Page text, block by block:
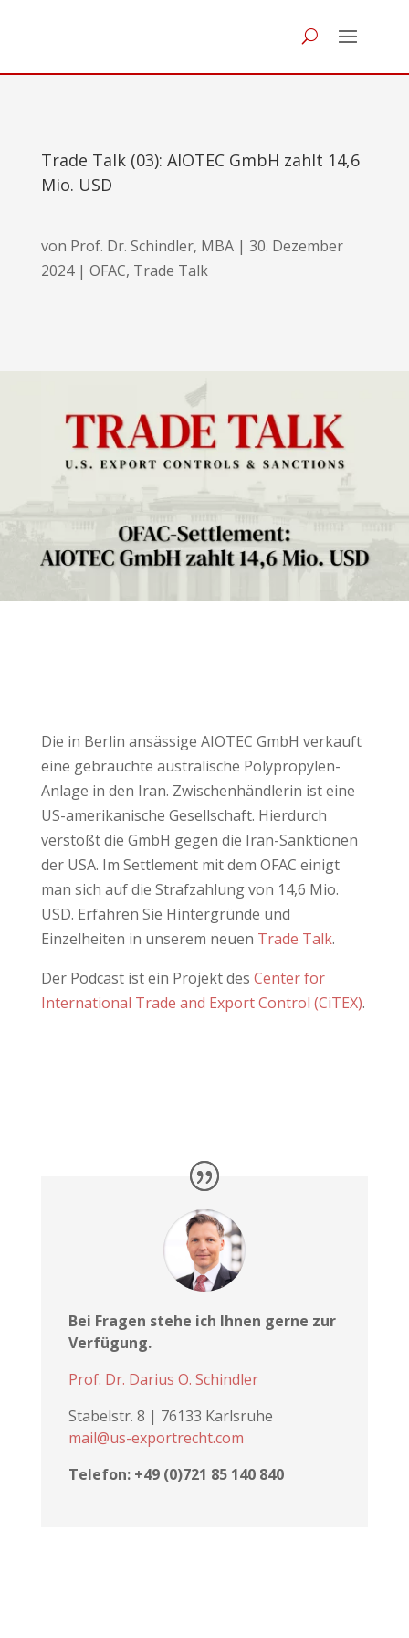
Trade Talk (03): AIOTEC GmbH zahlt 14,6
Mio. USD
von Prof. Dr. Schindler, MBA| 30. Dezember
2024| OFAC, Trade Talk
Die in Berlin ansässige AIOTEC GmbH verkauft
eine gebrauchte australische Polypropylen-
Anlage in den Iran. Zwischenhändlerin ist eine
US-amerikanische Gesellschaft. Hierdurch
verstößt die GmbH gegen die Iran-Sanktionen
der USA. Im Settlement mit dem OFAC einigt
man sich auf die Strafzahlung von 14,6 Mio.
USD. Erfahren Sie Hintergründe und
Einzelheiten in unserem neuen Trade Talk.
Der Podcast ist ein Projekt des Center for
International Trade and Export Control (CiTEX).
Bei Fragen stehe ich Ihnen gerne zur
Verfügung.
Prof. Dr. Darius O. Schindler
Stabelstr. 8 | 76133 Karlsruhe
mail@us-exportrecht.com
Telefon: +49 (0)721 85 140 840